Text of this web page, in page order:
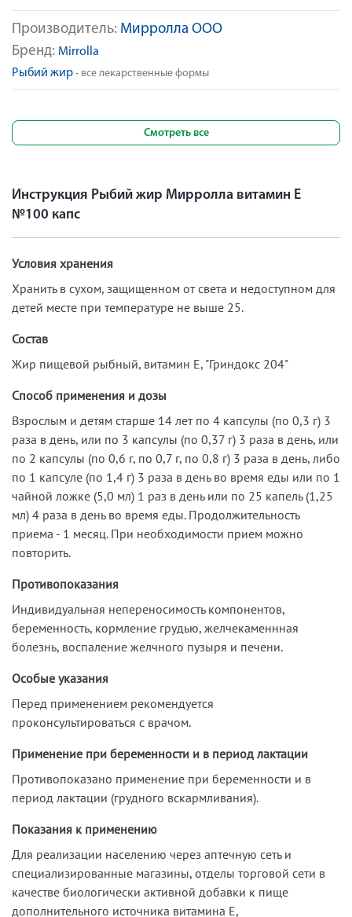
Производитель: Мирролла ООО
Бренд: Mirrolla
Рыбий жир - все лекарственные формы
Смотреть все
Инструкция Рыбий жир Мирролла витамин Е
№100 капс
Условия хранения
Хранить в сухом, защищенном от света и недоступном для
детей месте при температуре не выше 25.
Состав
Жир пищевой рыбный, витамин Е, "Гриндокс 204"
Способ применения и дозы
Взрослым и детям старше 14 лет по 4 капсулы (по 0,3 г) 3
раза в день, или по 3 капсулы (по 0,37 г) 3 раза в день, или
по 2 капсулы (по 0,6 г, по 0,7 г, по 0,8 г) 3 раза в день, либо
по 1 капсуле (по 1,4 г) 3 раза в день во время еды или по 1
чайной ложке (5,0 мл) 1 раз в день или по 25 капель (1,25
мл) 4 раза в день во время еды. Продолжительность
приема - 1 месяц. При необходимости прием можно
повторить.
Противопоказания
Индивидуальная непереносимость компонентов,
беременность, кормление грудью, желчекаменнная
болезнь, воспаление желчного пузыря и печени.
Особые указания
Перед применением рекомендуется
проконсультироваться с врачом.
Применение при беременности и в период лактации
Противопоказано применение при беременности и в
период лактации (грудного вскармливания).
Показания к применению
Для реализации населению через аптечную сеть и
специализированные магазины, отделы торговой сети в
качестве биологически активной добавки к пище
дополнительного источника витамина Е,